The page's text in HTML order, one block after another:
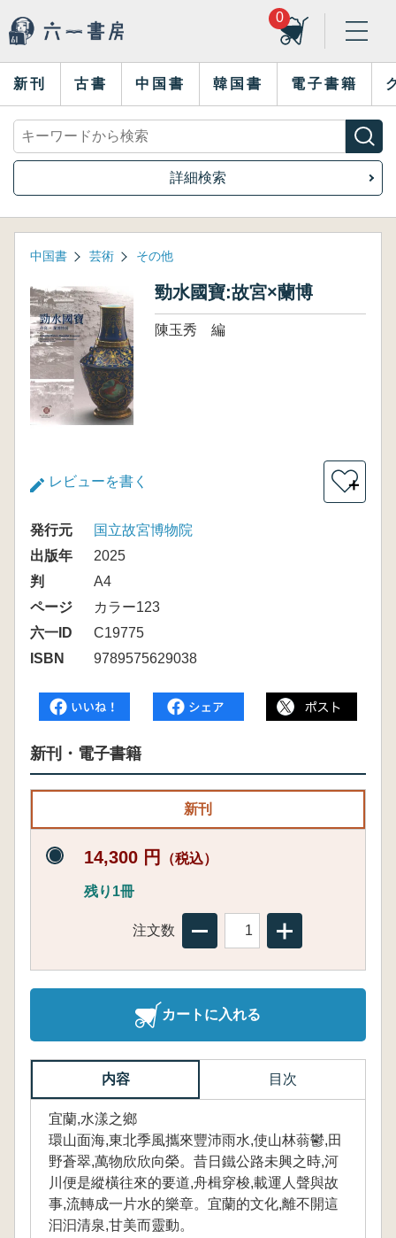
0
新刊 古書 中国書 韓国書 電子書籍
詳細検索
中国書 芸術 その他
勁水國寶:故宮×蘭博
陳玉秀 編
レビューを書く ＋
発行元
国立故宮博物院
出版年
2025
判
A4
ページ
カラー123
六一ID
C19775
ISBN
9789575629038
新刊・電子書籍
新刊
14,300 円 （税込）
残り1冊
注文数
カートに入れる
内容 目次
宜蘭,水漾之鄉
環山面海,東北季風攜來豐沛雨水,使山林蓊鬱,田
野蒼翠,萬物欣欣向榮。昔日鐵公路未興之時,河
川便是縱橫往來的要道,舟楫穿梭,載運人聲與故
事,流轉成一片水的樂章。宜蘭的文化,離不開這
汩汩清泉,甘美而靈動。